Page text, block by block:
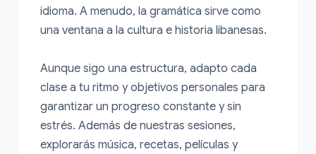
idioma. A menudo, la gramática sirve como
una ventana a la cultura e historia libanesas.
Aunque sigo una estructura, adapto cada
clase a tu ritmo y objetivos personales para
garantizar un progreso constante y sin
estrés. Además de nuestras sesiones,
explorarás música, recetas, películas y